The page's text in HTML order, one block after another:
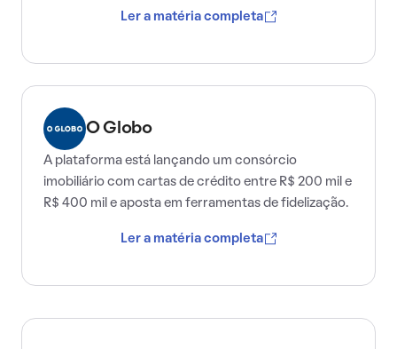
Ler a matéria completa
O Globo
A plataforma está lançando um consórcio
imobiliário com cartas de crédito entre R$ 200 mil e
R$ 400 mil e aposta em ferramentas de fidelização.
Ler a matéria completa